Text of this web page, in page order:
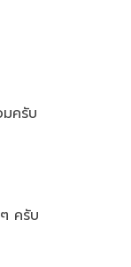
ครับ
ครับ